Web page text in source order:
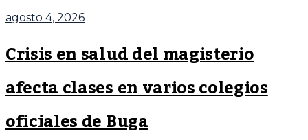
agosto 4, 2026
Crisis en salud del magisterio
afecta clases en varios colegios
oficiales de Buga